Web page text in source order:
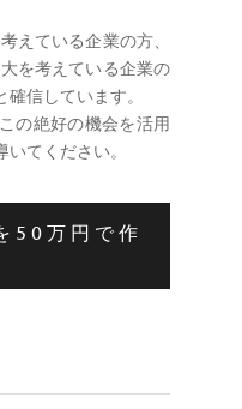
えている企業の方、
を考えている企業の
信しています。
の絶好の機会を活用
てください。
50万円で作